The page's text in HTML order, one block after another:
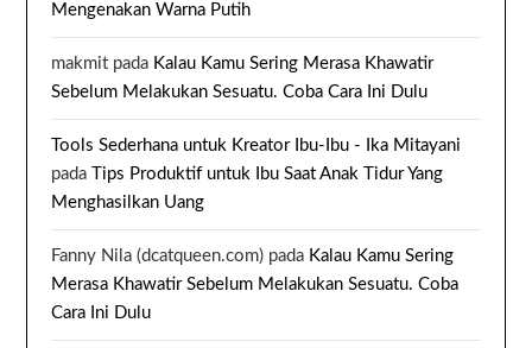
Mengenakan Warna Putih
makmit pada Kalau Kamu Sering Merasa Khawatir
Sebelum Melakukan Sesuatu. Coba Cara Ini Dulu
Tools Sederhana untuk Kreator Ibu-Ibu - Ika Mitayani
pada
Tips Produktif untuk Ibu Saat Anak Tidur Yang
Menghasilkan Uang
Fanny Nila (dcatqueen.com) pada Kalau Kamu Sering
Merasa Khawatir Sebelum Melakukan Sesuatu. Coba
Cara Ini Dulu